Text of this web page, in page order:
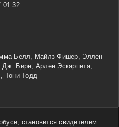
01:32
Белл, Майлз Фишер, Эллен
Бирн, Арлен Эскарпета,
Тони Тодд
становится свидетелем